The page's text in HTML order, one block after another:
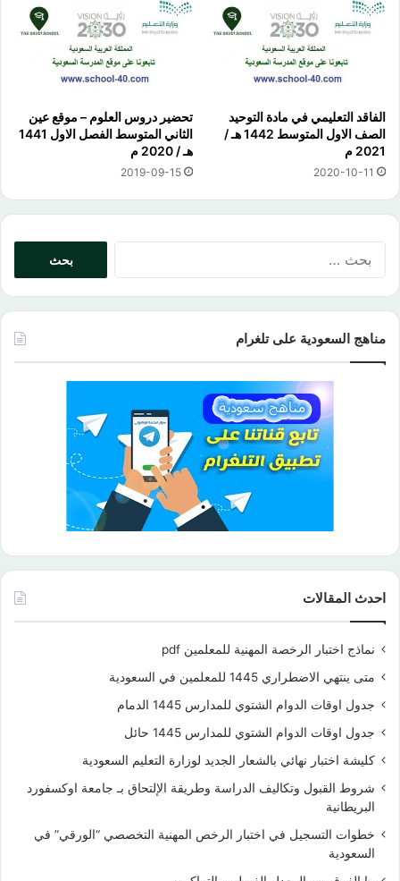
الفاقد التعليمي في مادة التوحيد
الصف الاول المتوسط 1442 هـ /
2021 م
2020-10-11
تحضير دروس العلوم – موقع عين
الثاني المتوسط الفصل الاول 1441
هـ / 2020 م
2019-09-15
مناهج السعودية على تلغرام
احدث المقالات
نماذج اختبار الرخصة المهنية للمعلمين pdf
متى ينتهي الاضطراري 1445 للمعلمين في السعودية
جدول اوقات الدوام الشتوي للمدارس 1445 الدمام
جدول اوقات الدوام الشتوي للمدارس 1445 حائل
كليشة اختبار نهائي بالشعار الجديد لوزارة التعليم السعودية
شروط القبول وتكاليف الدراسة وطريقة الإلتحاق بـ جامعة اوكسفورد
البريطانية
خطوات التسجيل في اختبار الرخص المهنية التخصصي “الورقي” في
السعودية